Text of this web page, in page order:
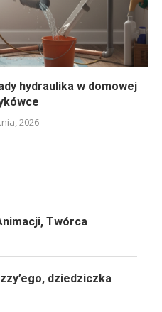
hydraulika w domowej
2026
Twórca
dziedziczka